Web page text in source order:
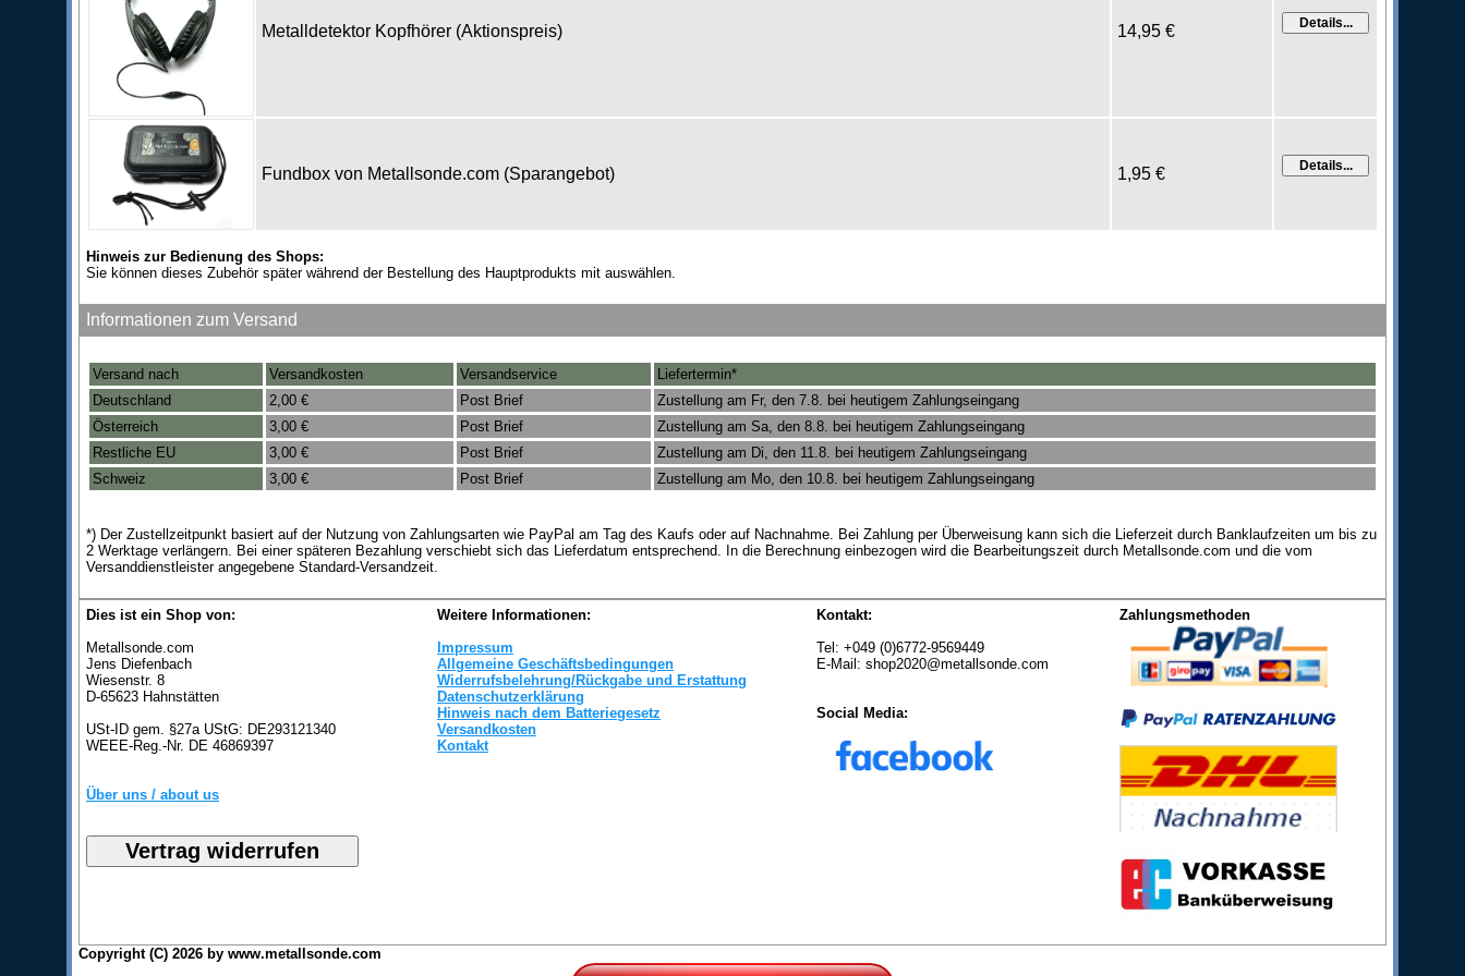
Metalldetektor Kopfhörer (Aktionspreis) 14,95 €
Fundbox von Metallsonde.com (Sparangebot) 1,95 €
Hinweis zur Bedienung des Shops:
Sie können dieses Zubehör später während der Bestellung des Hauptprodukts mit auswählen.
Informationen zum Versand
Versand nach Versandkosten Versandservice
Liefertermin*
Deutschland
2,00 € Post Brief
Zustellung am Fr, den 7.8. bei heutigem Zahlungseingang
Österreich
3,00 € Post Brief
Zustellung am Sa, den 8.8. bei heutigem Zahlungseingang
Restliche EU
3,00 € Post Brief
Zustellung am Di, den 11.8. bei heutigem Zahlungseingang
Schweiz
3,00 € Post Brief Zustellung am Mo, den 10.8. bei heutigem Zahlungseingang
*) Der Zustellzeitpunkt basiert auf der Nutzung von Zahlungsarten wie PayPal am Tag des Kaufs oder auf Nachnahme. Bei Zahlung per Überweisung kann sich die Lieferzeit durch Banklaufzeiten um bis zu
2 Werktage verlängern. Bei einer späteren Bezahlung verschiebt sich das Lieferdatum entsprechend. In die Berechnung einbezogen wird die Bearbeitungszeit durch Metallsonde.com und die vom
Versanddienstleister angegebene Standard-Versandzeit.
Dies ist ein Shop von:
Metallsonde.com
Jens Diefenbach
Wiesenstr. 8
D-65623 Hahnstätten
USt-ID gem. §27a UStG: DE293121340
WEEE-Reg.-Nr. DE 46869397
Über uns / about us
Weitere Informationen:
Impressum
Allgemeine Geschäftsbedingungen
Widerrufsbelehrung/Rückgabe und Erstattung
Datenschutzerklärung
Hinweis nach dem Batteriegesetz
Versandkosten
Kontakt
Kontakt:
Tel: +049 (0)6772-9569449
E-Mail: shop2020@metallsonde.com
Social Media:
Zahlungsmethoden
Copyright (C) 2026 by www.metallsonde.com